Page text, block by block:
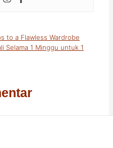
to a Flawless Wardrobe
Selama 1 Minggu untuk 1